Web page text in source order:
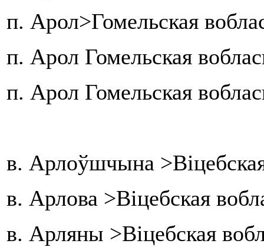
п. Арол>Гомельская
п. Арол Гомельская
п. Арол Гомельская
в. Арлоўшчына
в. Арлова >Віцебская
в. Арляны >Віцебская